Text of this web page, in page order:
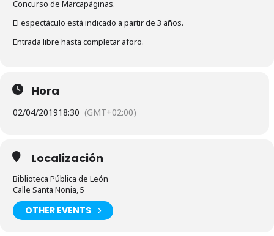
Concurso de Marcapáginas.
El espectáculo está indicado a partir de 3 años.
Entrada libre hasta completar aforo.
Hora
02/04/201918:30 (GMT+02:00)
Localización
Biblioteca Pública de León
Calle Santa Nonia, 5
OTHER EVENTS